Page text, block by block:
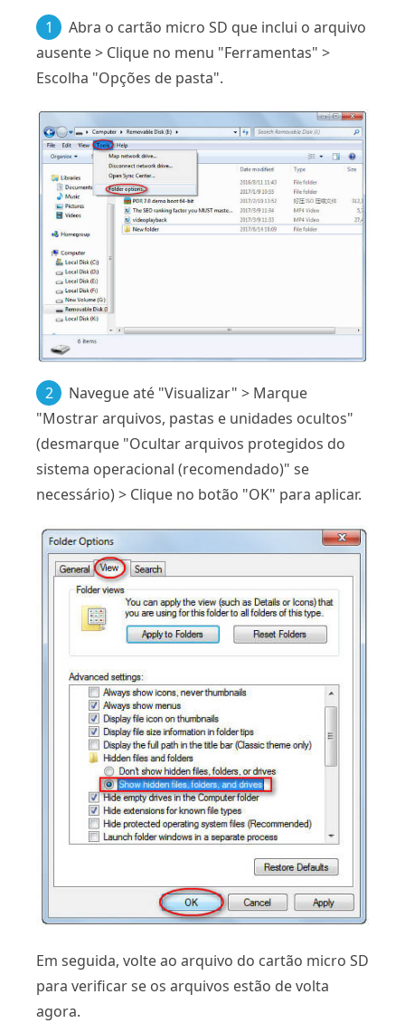
1
Abra o cartão micro SD que inclui o arquivo
ausente > Clique no menu "Ferramentas" >
Escolha "Opções de pasta".
2
Navegue até "Visualizar" > Marque
"Mostrar arquivos, pastas e unidades ocultos"
(desmarque "Ocultar arquivos protegidos do
sistema operacional (recomendado)" se
necessário) > Clique no botão "OK" para aplicar.
Em seguida, volte ao arquivo do cartão micro SD
para verificar se os arquivos estão de volta
agora.